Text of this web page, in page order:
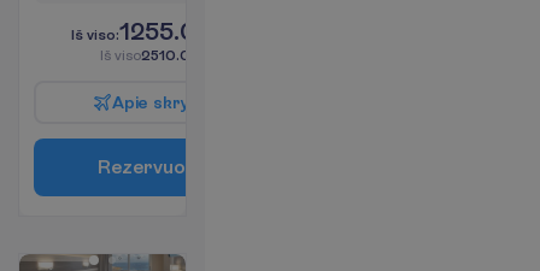
Iš viso:1255.00
Iš viso2510.00
Apie skry
Rezervuo